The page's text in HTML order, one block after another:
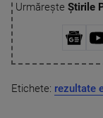
Urmărește Știrile
Etichete: rezultate